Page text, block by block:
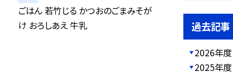
ごはん 若竹じる かつおのごまみそが
け おろしあえ 牛乳
過去記事
2026年度
2025年度